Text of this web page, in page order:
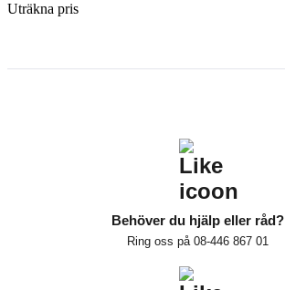
Uträkna pris
Behöver du hjälp eller råd?
Ring oss på 08-446 867 01